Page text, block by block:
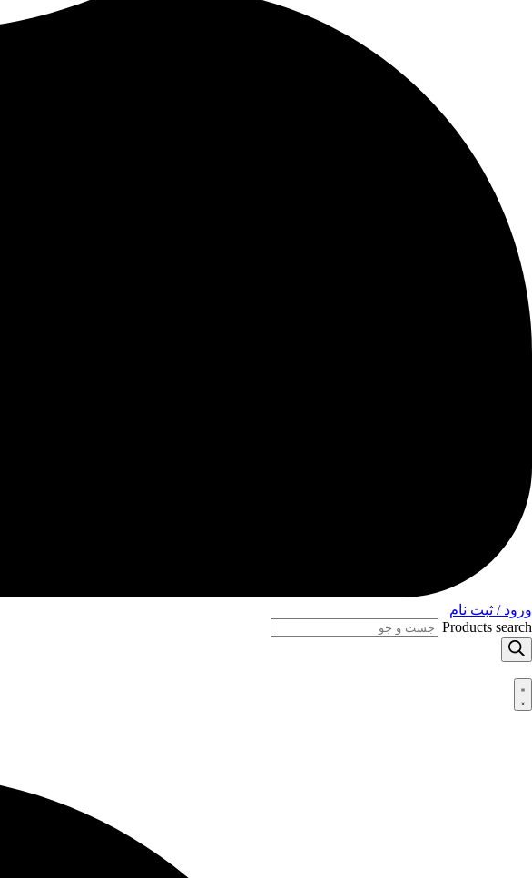
ورود / ثبت نام
Products search